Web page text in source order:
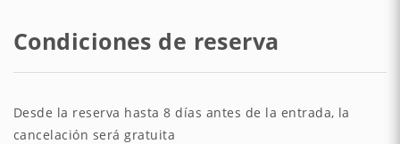
Condiciones de reserva
Desde la reserva hasta 8 días antes de la entrada, la
cancelación será gratuita